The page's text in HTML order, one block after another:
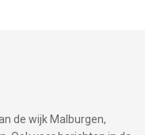
de wijk Malburgen,